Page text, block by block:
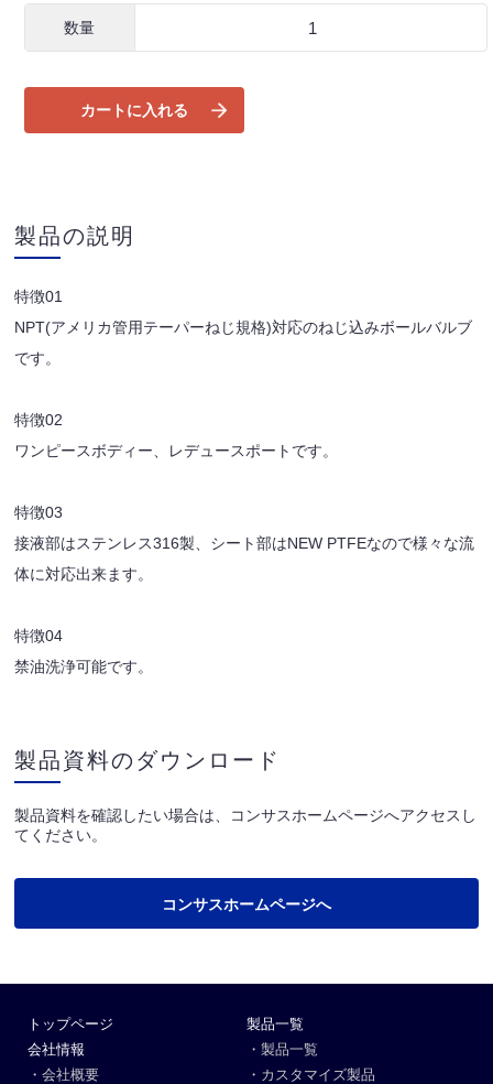
数量
カートに入れる
製品の説明
特徴01
NPT(アメリカ管用テーパーねじ規格)対応のねじ込みボールバルブ
です。
特徴02
ワンピースボディー、レデュースポートです。
特徴03
接液部はステンレス316製、シート部はNEW PTFEなので様々な流
体に対応出来ます。
特徴04
禁油洗浄可能です。
製品資料のダウンロード
製品資料を確認したい場合は、コンサスホームページへアクセスし
てください。
コンサスホームページへ
トップページ
会社情報
・会社概要
製品一覧
・製品一覧
・カスタマイズ製品